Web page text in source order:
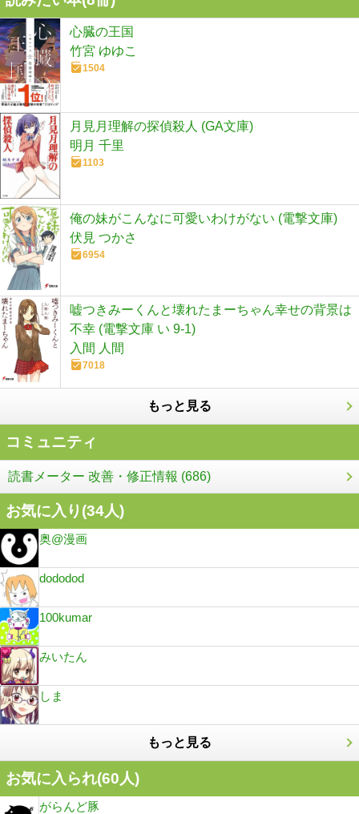
心臓の王国
竹宮 ゆゆこ
1504
月見月理解の探偵殺人 (GA文庫)
明月 千里
1103
俺の妹がこんなに可愛いわけがない (電撃文庫)
伏見 つかさ
6954
嘘つきみーくんと壊れたまーちゃん幸せの背景は
不幸 (電撃文庫 い 9-1)
入間 人間
7018
もっと見る
コミュニティ
読書メーター 改善・修正情報 (686)
お気に入り(34人)
奥@漫画
dododod
100kumar
みいたん
しま
もっと見る
お気に入られ(60人)
がらんど豚